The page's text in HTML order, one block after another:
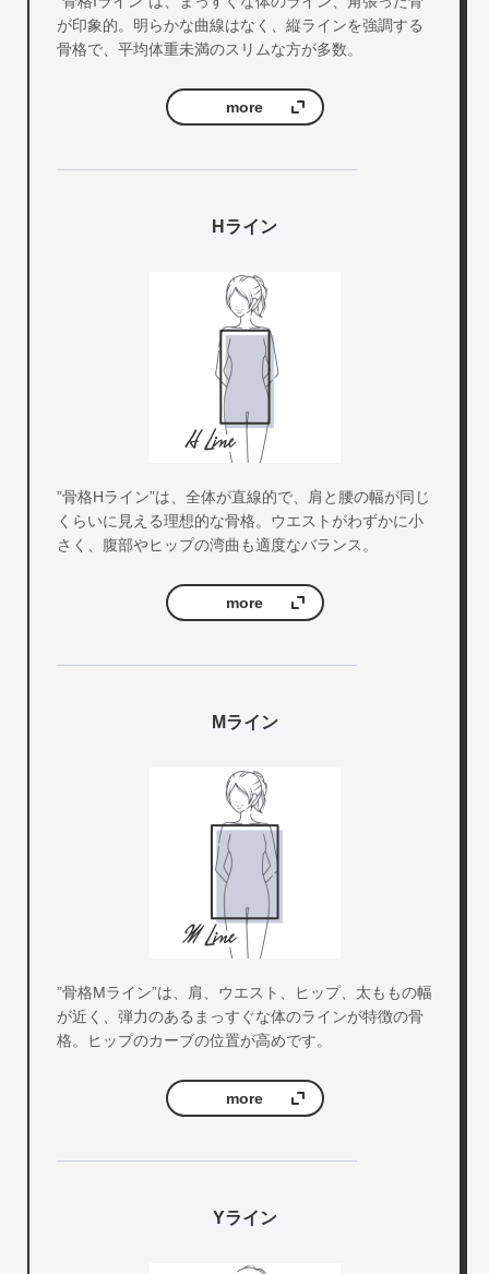
が印象的。明らかな曲線はなく、縦ラインを強調する
骨格で、平均体重未満のスリムな方が多数。
more
Hライン
”骨格Hライン”は、全体が直線的で、肩と腰の幅が同じ
くらいに見える理想的な骨格。ウエストがわずかに小
さく、腹部やヒップの湾曲も適度なバランス。
more
Mライン
”骨格Mライン”は、肩、ウエスト、ヒップ、太ももの幅
が近く、弾力のあるまっすぐな体のラインが特徴の骨
格。ヒップのカーブの位置が高めです。
more
Yライン